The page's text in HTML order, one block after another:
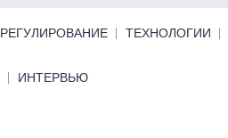
РЕГУЛИРОВАНИЕ ТЕХНОЛОГИИ
ИНТЕРВЬЮ